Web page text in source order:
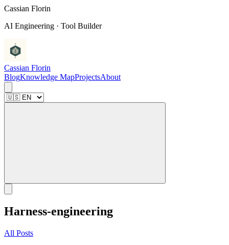
Cassian Florin
AI Engineering · Tool Builder
Cassian Florin
BlogKnowledge MapProjectsAbout
Harness-engineering
All Posts